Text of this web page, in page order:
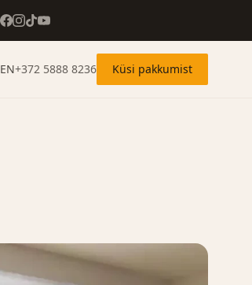
EN+372 5888 8236 Küsi pakkumist